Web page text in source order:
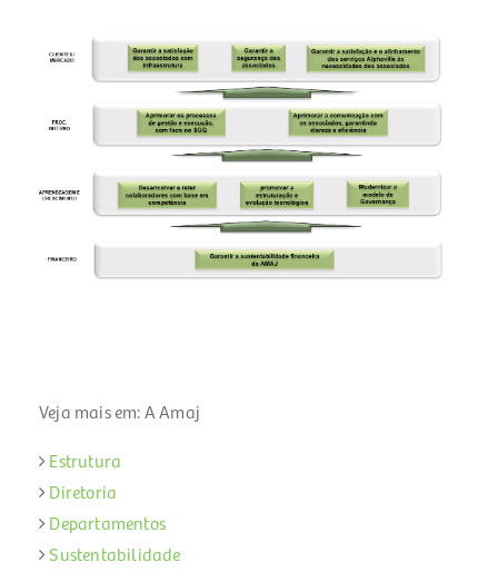
Veja mais em: A Amaj
Estrutura
Diretoria
Departamentos
Sustentabilidade